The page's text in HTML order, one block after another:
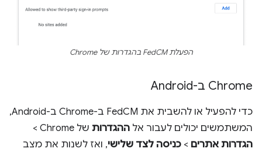
הפעלת FedCM בהגדרות של Chrome
‫Chrome ב-Android
כדי להפעיל או להשבית את FedCM ב-Chrome ב-Android,
המשתמשים יכולים לעבור אל ההגדרות של Chrome >
הגדרות אתרים > כניסה לצד שלישי, ואז לשנות את מצב